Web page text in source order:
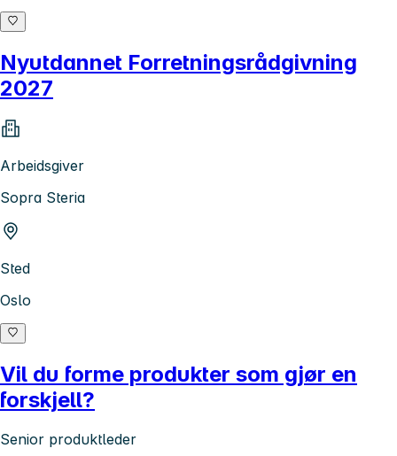
Nyutdannet Forretningsrådgivning
2027
Arbeidsgiver
Sopra Steria
Sted
Oslo
Vil du forme produkter som gjør en
forskjell?
Senior produktleder